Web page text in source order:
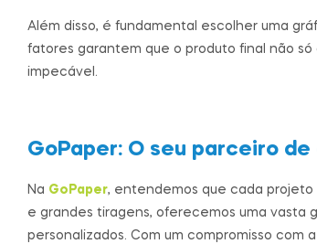
Além disso, é fundamental escolher uma
fatores garantem que o produto final não
impecável.
GoPaper: O seu parceiro
Na GoPaper, entendemos que cada
e grandes tiragens, oferecemos uma vasta
personalizados. Com um compromisso com